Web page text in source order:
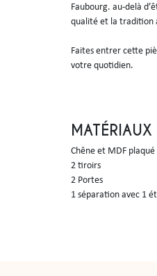
Faubourg. au-delà
qualité et la tradition
Faites entrer cette
votre quotidien.
MATÉRIAUX
Chêne et MDF plaqué
2 tiroirs
2 Portes
1 séparation avec 1